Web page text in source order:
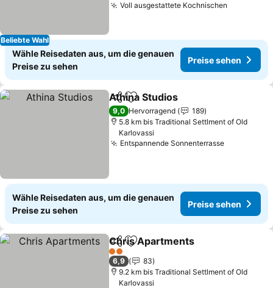
Beliebte Wahl
Voll ausgestattete Kochnischen
Wähle Reisedaten aus, um die genauen
Preise zu sehen
Preise sehen
TeilenZu Favoriten hinzufügen
Athina Studios
9,0 Hervorragend
189
5.8 km bis Traditional Settlment of Old
Karlovassi
Entspannende Sonnenterrasse
Wähle Reisedaten aus, um die genauen
Preise zu sehen
Preise sehen
TeilenZu Favoriten hinzufügen
Chris Apartments
2 Sterne
6,9
83
9.2 km bis Traditional Settlment of Old
Karlovassi